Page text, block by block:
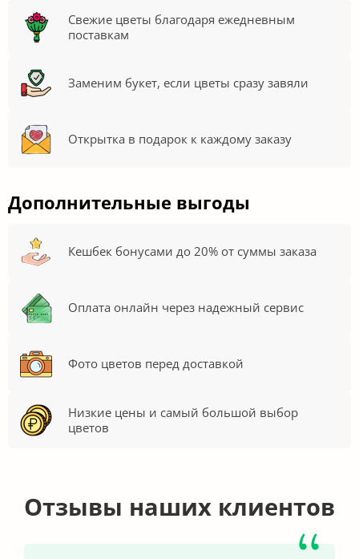
Свежие цветы благодаря ежедневным
поставкам
Заменим букет, если цветы сразу завяли
Открытка в подарок к каждому заказу
Дополнительные выгоды
Кешбек бонусами до 20% от суммы заказа
Оплата онлайн через надежный сервис
Фото цветов перед доставкой
Низкие цены и самый большой выбор
цветов
Отзывы наших клиентов